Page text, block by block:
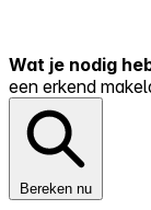
Wat je nodig
een erkend
Bereken nu